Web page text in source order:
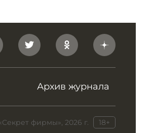
Архив журнала
фирмы», 2026 г.
18+